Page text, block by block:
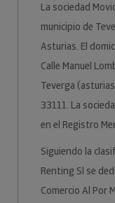
La sociedad
municipio de
Asturias. El
Calle Manuel
Teverga
33111. La
en el Registro
Siguiendo la
Renting Sl se
Comercio Al Por